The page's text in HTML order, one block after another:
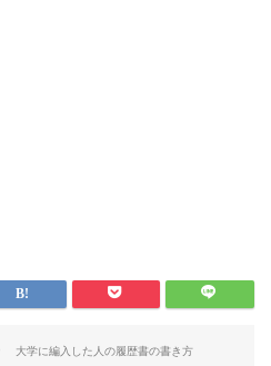
大学に編入した人の履歴書の書き方